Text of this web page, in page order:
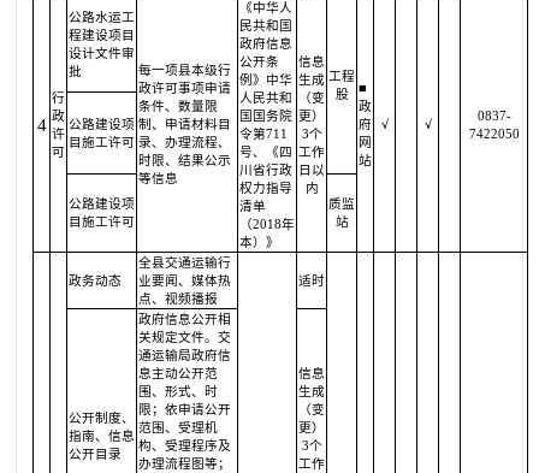
4
行
政
许
可
公路水运工
程建设项目
设计文件审
批
每一项县本级行
政许可事项申请
条件、数量限
制、申请材料目
录、办理流程、
时限、结果公示
等信息
《中华人
民共和国
政府信息
公开条
例》中华
人民共和
国国务院
令第711
号、《四
川省行政
权力指导
清单
（2018年
本）》
信息
生成
（变
更）
3个
工作
日以
内
工程
股
■
政
府
网
站
√ √
0837-
7422050
公路建设项
目施工许可
公路建设项
目施工许可
质监
站
政务动态
全县交通运输行
业要闻、媒体热
点、视频播报
适时
公开制度、
指南、信息
公开目录
政府信息公开相
关规定文件。交
通运输局政府信
息主动公开范
围、形式、时
限；依申请公开
范围、受理机
构、受理程序及
办理流程图等；
信息
生成
（变
更）
3个
工作